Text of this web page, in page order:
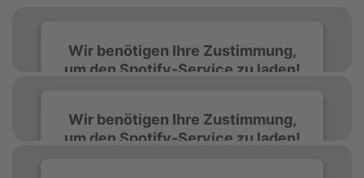
Wir benötigen Ihre Zustimmung,
um den Spotify-Service zu laden!
einzubetten. Dieser Service kann Daten zu
Ihren Aktivitäten sammeln. Bitte lesen Sie die
Wir benötigen Ihre Zustimmung,
um den Spotify-Service zu laden!